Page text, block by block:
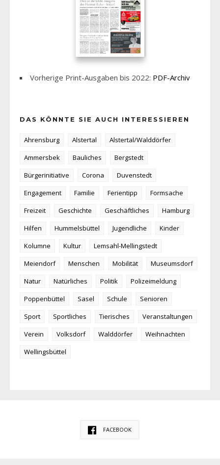
Vorherige Print-Ausgaben bis 2022: PDF-Archiv
DAS KÖNNTE SIE AUCH INTERESSIEREN
Ahrensburg Alstertal
Alstertal/Walddörfer
Ammersbek
Bauliches
Bergstedt
Bürgerinitiative
Corona
Duvenstedt
Engagement
Familie Ferientipp
Formsache
Freizeit
Geschichte Geschäftliches
Hamburg
Hilfen
Hummelsbüttel Jugendliche
Kinder
Kolumne
Kultur
Lemsahl-Mellingstedt
Meiendorf
Menschen Mobilität
Museumsdorf
Natur
Natürliches Politik
Polizeimeldung
Poppenbüttel
Sasel Schule
Senioren
Sport
Sportliches Tierisches
Veranstaltungen
Verein
Volksdorf Walddörfer
Weihnachten
Wellingsbüttel
FACEBOOK